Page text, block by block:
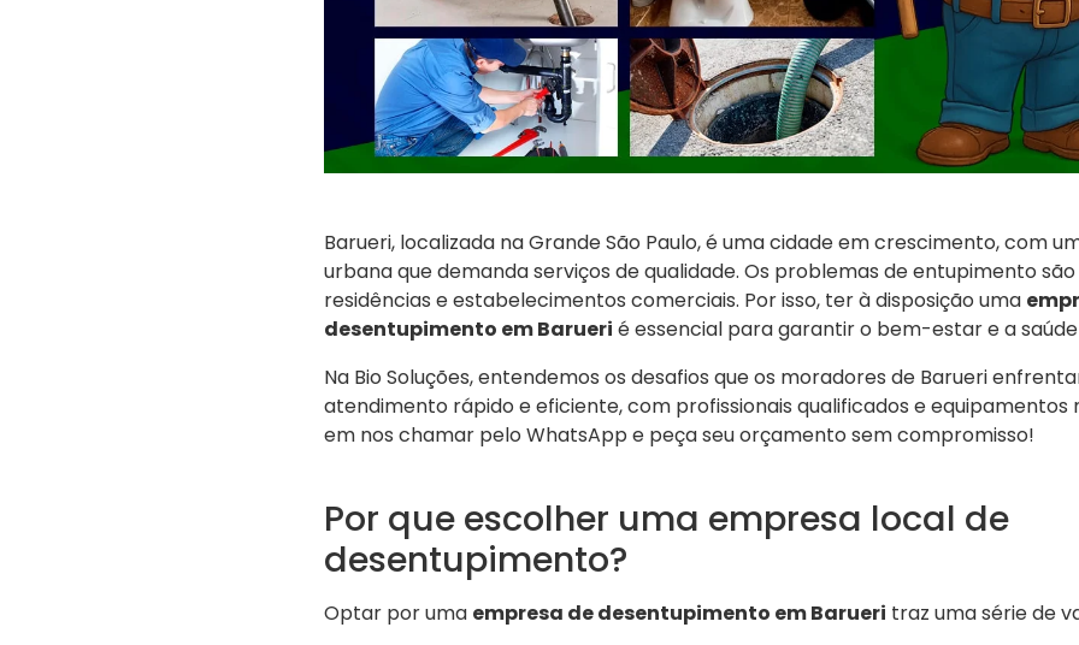
Barueri, localizada na Grande São Paulo, é uma cidade em crescimento, com
urbana que demanda serviços de qualidade. Os problemas de entupimento
residências e estabelecimentos comerciais. Por isso, ter à disposição uma
desentupimento em Barueri é essencial para garantir o bem-estar e a
Na Bio Soluções, entendemos os desafios que os moradores de Barueri
atendimento rápido e eficiente, com profissionais qualificados e equipamentos
em nos chamar pelo WhatsApp e peça seu orçamento sem compromisso!
Por que escolher uma empresa local de
desentupimento?
Optar por uma empresa de desentupimento em Barueri traz uma série de